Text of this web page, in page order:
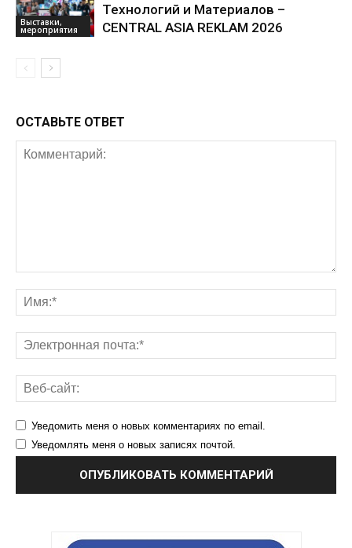
Выставки,
мероприятия
Технологий и Материалов –
CENTRAL ASIA REKLAM 2026
ОСТАВЬТЕ ОТВЕТ
Уведомить меня о новых комментариях по email.
Уведомлять меня о новых записях почтой.